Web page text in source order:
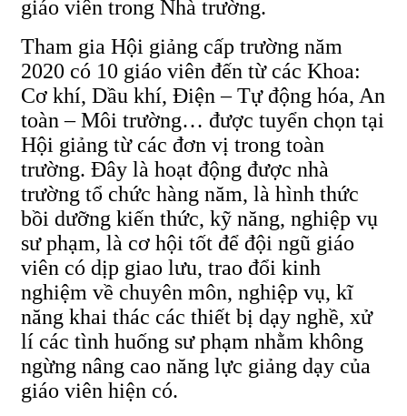
giáo viên trong Nhà trường.
Tham gia Hội giảng cấp trường năm
2020 có 10 giáo viên đến từ các Khoa:
Cơ khí, Dầu khí, Điện – Tự động hóa, An
toàn – Môi trường… được tuyển chọn tại
Hội giảng từ các đơn vị trong toàn
trường. Đây là hoạt động được nhà
trường tổ chức hàng năm, là hình thức
bồi dưỡng kiến thức, kỹ năng, nghiệp vụ
sư phạm, là cơ hội tốt để đội ngũ giáo
viên có dịp giao lưu, trao đổi kinh
nghiệm về chuyên môn, nghiệp vụ, kĩ
năng khai thác các thiết bị dạy nghề, xử
lí các tình huống sư phạm nhằm không
ngừng nâng cao năng lực giảng dạy của
giáo viên hiện có.